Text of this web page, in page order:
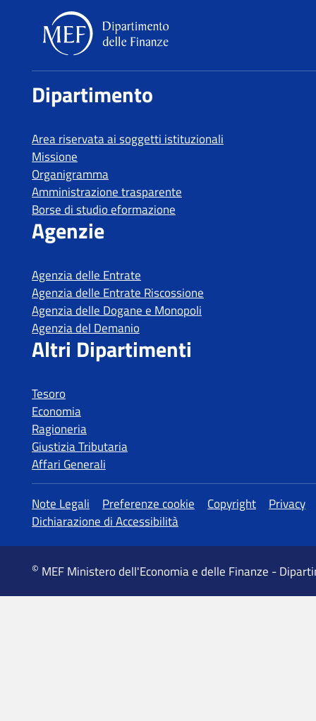
Tesoro
Economia
Ragioneria
Giustizia Tributaria
Affari Generali
MEF Ministero dell'Economia e delle Finanze -